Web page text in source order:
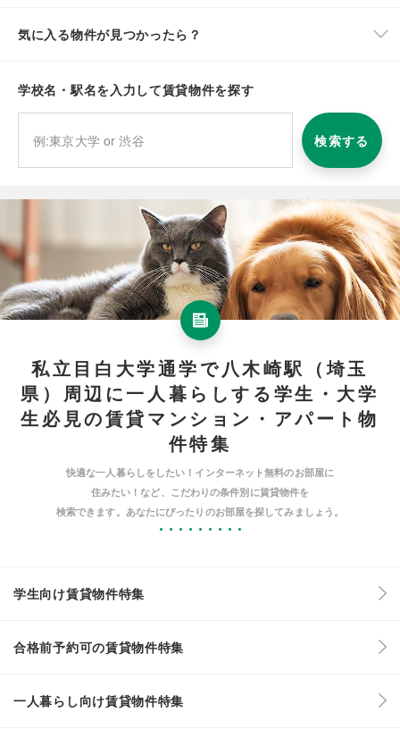
気に入る物件が見つかったら？
学校名・駅名を入力して賃貸物件を探す
検索する
私立目白大学通学で八木崎駅（埼玉
県）周辺に一人暮らしする学生・大学
生必見の賃貸マンション・アパート物
件特集
快適な一人暮らしをしたい！インターネット無料のお部屋に
住みたい！など、こだわりの条件別に賃貸物件を
検索できます。あなたにぴったりのお部屋を探してみましょう。
学生向け賃貸物件特集
合格前予約可の賃貸物件特集
一人暮らし向け賃貸物件特集